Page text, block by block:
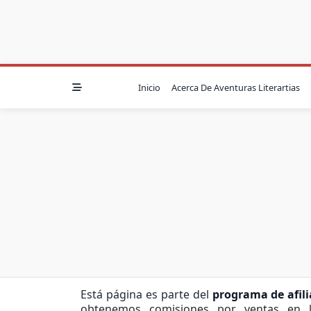
Inicio Acerca De Aventuras Literartias
Está página es parte del programa de